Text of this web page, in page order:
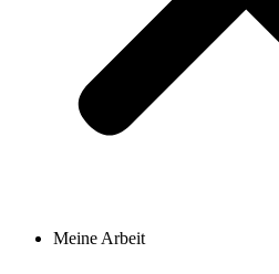
Meine Arbeit